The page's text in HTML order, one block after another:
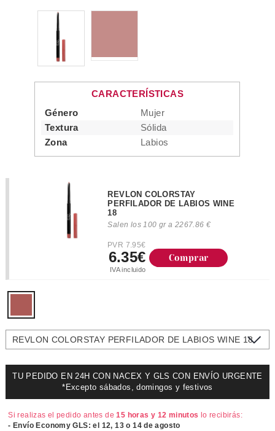
CARACTERÍSTICAS
Género
Mujer
Textura
Sólida
Zona
Labios
REVLON COLORSTAY
PERFILADOR DE LABIOS WINE
18
Salen los 100 gr a 2267.86 €
PVR 7.95€
6.35€
IVA incluido
Comprar
REVLON COLORSTAY PERFILADOR DE LABIOS WINE 18
TU PEDIDO EN 24H CON NACEX Y GLS CON ENVÍO URGENTE
*Excepto sábados, domingos y festivos
Si realizas el pedido antes de15 horas y 12 minutos lo recibirás:
- Envío Economy GLS: el 12, 13 o 14 de agosto